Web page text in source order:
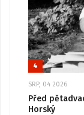
4
SRP, 04 2026
Před
Horský